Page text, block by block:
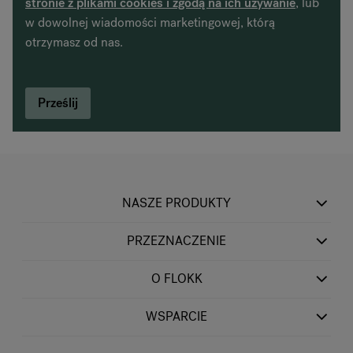
w dowolnej wiadomości marketingowej, którą
otrzymasz od nas.
NASZE PRODUKTY
PRZEZNACZENIE
O FLOKK
WSPARCIE